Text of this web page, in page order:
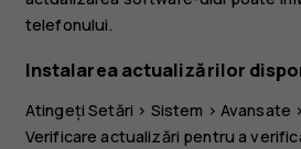
telefonului.
Instalarea actualizărilor
AtingețiSetări > Sistem > Avansate
Verificare actualizări pentru a